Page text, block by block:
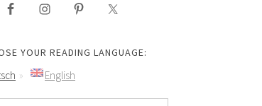
YOUR READING LANGUAGE:
English